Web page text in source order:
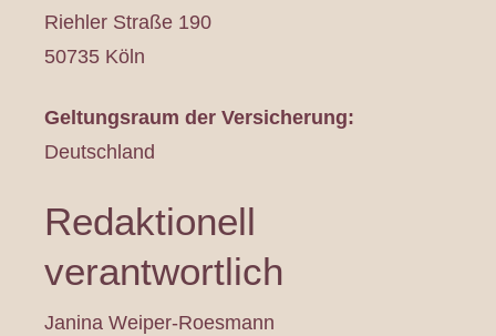
Riehler Straße 190
50735 Köln
Geltungsraum der Versicherung:
Deutschland
Redaktionell
verantwortlich
Janina Weiper-Roesmann